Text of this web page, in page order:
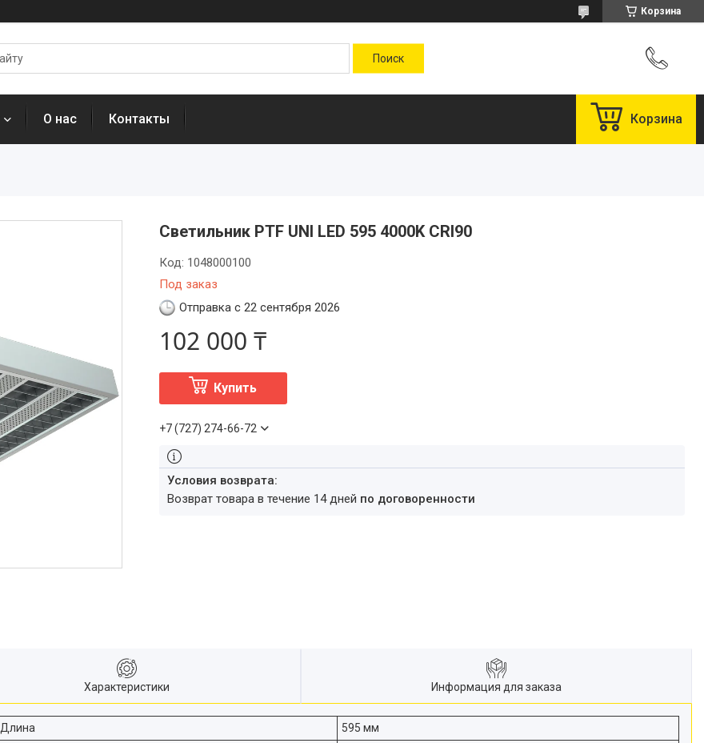
Корзина
О нас Контакты Корзина
Светильник PTF UNI LED 595 4000K CRI90
Под заказ
Код: 1048000100
Отправка с 22 сентября 2026
102 000 ₸
Купить
+7 (727) 274-66-72
возврат товара в течение 14 дней по договоренности
Характеристики Информация для заказа
Длина
595 мм